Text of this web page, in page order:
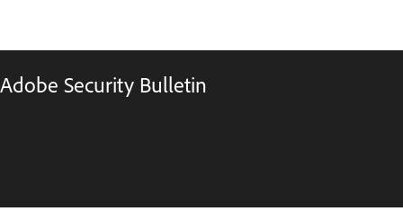
Adobe Security Bulletin